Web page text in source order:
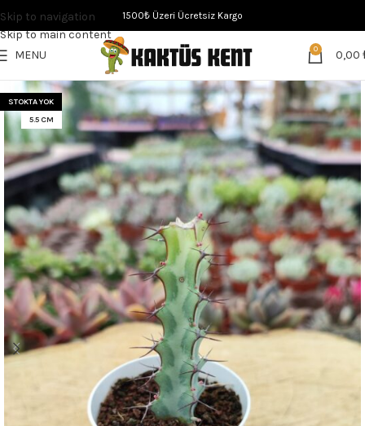
Skip to navigation
Skip to main content
1500₺ Üzeri Ücretsiz Kargo
MENU 0 0,00
STOKTA YOK
5.5 CM